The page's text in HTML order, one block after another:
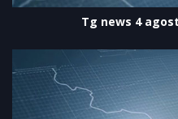
Tg news 4